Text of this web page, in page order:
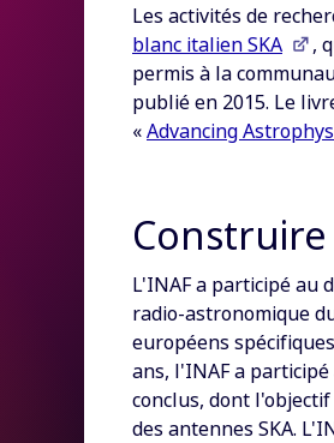
Les activités de
blanc italien SKA
,
permis à la
publié en 2015. Le
«Advancing
Construire
L'INAF a participé au
radio-astronomique
européens
ans, l'INAF a
conclus, dont
des antennes SKA.